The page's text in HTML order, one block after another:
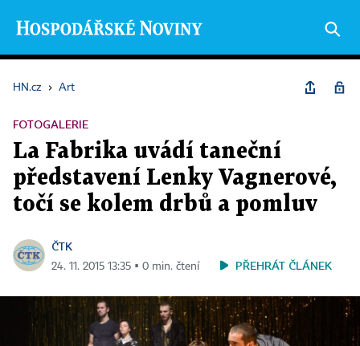
HN.cz › Art
FOTOGALERIE
La Fabrika uvádí taneční
představení Lenky Vagnerové,
točí se kolem drbů a pomluv
ČTK
24. 11. 2015 13:35 ▪ 0 min. čtení PŘEHRÁT ČLÁNEK